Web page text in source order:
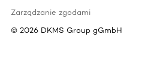
Zarządzanie zgodami
© 2026 DKMS Group gGmbH